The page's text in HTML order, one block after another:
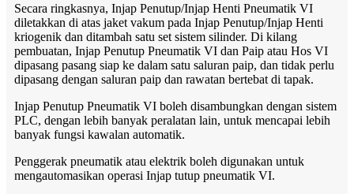
Secara ringkasnya, Injap Penutup/Injap Henti Pneumatik VI
diletakkan di atas jaket vakum pada Injap Penutup/Injap Henti
kriogenik dan ditambah satu set sistem silinder. Di kilang
pembuatan, Injap Penutup Pneumatik VI dan Paip atau Hos VI
dipasang pasang siap ke dalam satu saluran paip, dan tidak perlu
dipasang dengan saluran paip dan rawatan bertebat di tapak.
Injap Penutup Pneumatik VI boleh disambungkan dengan sistem
PLC, dengan lebih banyak peralatan lain, untuk mencapai lebih
banyak fungsi kawalan automatik.
Penggerak pneumatik atau elektrik boleh digunakan untuk
mengautomasikan operasi Injap tutup pneumatik VI.